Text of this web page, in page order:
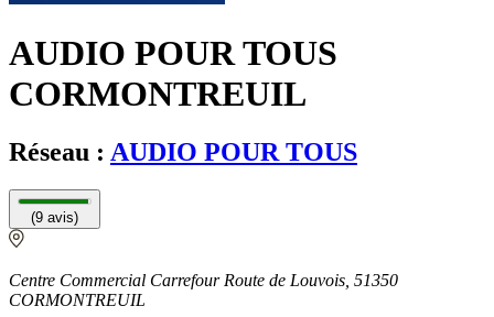
AUDIO POUR TOUS
CORMONTREUIL
Réseau : AUDIO POUR TOUS
(9 avis)
Centre Commercial Carrefour Route de Louvois, 51350
CORMONTREUIL